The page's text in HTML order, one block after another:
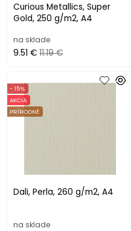
Curious Metallics, Super
Gold, 250 g/m2, A4
na sklade
9.51 € 11.19 €
Dali, Perla, 260 g/m2, A4
- 15%
AKCIA
PRÍRODNÉ
na sklade